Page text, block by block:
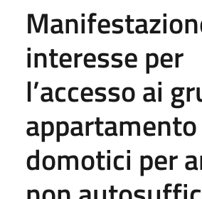
interesse per
l’accesso ai
appartamento
domotici per